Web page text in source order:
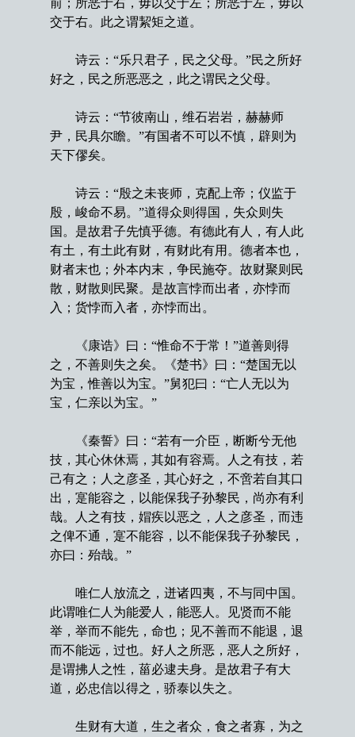
交于右。此之谓絜矩之道。
诗云：“乐只君子，民之父母。”民之所好
好之，民之所恶恶之，此之谓民之父母。
诗云：“节彼南山，维石岩岩，赫赫师
尹，民具尔瞻。”有国者不可以不慎，辟则为
天下僇矣。
诗云：“殷之未丧师，克配上帝；仪监于
殷，峻命不易。”道得众则得国，失众则失
国。是故君子先慎乎德。有德此有人，有人此
有土，有土此有财，有财此有用。德者本也，
财者末也；外本内末，争民施夺。故财聚则民
散，财散则民聚。是故言悖而出者，亦悖而
入；货悖而入者，亦悖而出。
《康诰》曰：“惟命不于常！”道善则得
之，不善则失之矣。《楚书》曰：“楚国无以
为宝，惟善以为宝。”舅犯曰：“亡人无以为
宝，仁亲以为宝。”
《秦誓》曰：“若有一介臣，断断兮无他
技，其心休休焉，其如有容焉。人之有技，若
己有之；人之彦圣，其心好之，不啻若自其口
出，寔能容之，以能保我子孙黎民，尚亦有利
哉。人之有技，媢疾以恶之，人之彦圣，而违
之俾不通，寔不能容，以不能保我子孙黎民，
亦曰：殆哉。”
唯仁人放流之，迸诸四夷，不与同中国。
此谓唯仁人为能爱人，能恶人。见贤而不能
举，举而不能先，命也；见不善而不能退，退
而不能远，过也。好人之所恶，恶人之所好，
是谓拂人之性，菑必逮夫身。是故君子有大
道，必忠信以得之，骄泰以失之。
生财有大道，生之者众，食之者寡，为之